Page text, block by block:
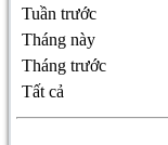
Tuần trước
Tháng này
Tháng trước
Tất cả